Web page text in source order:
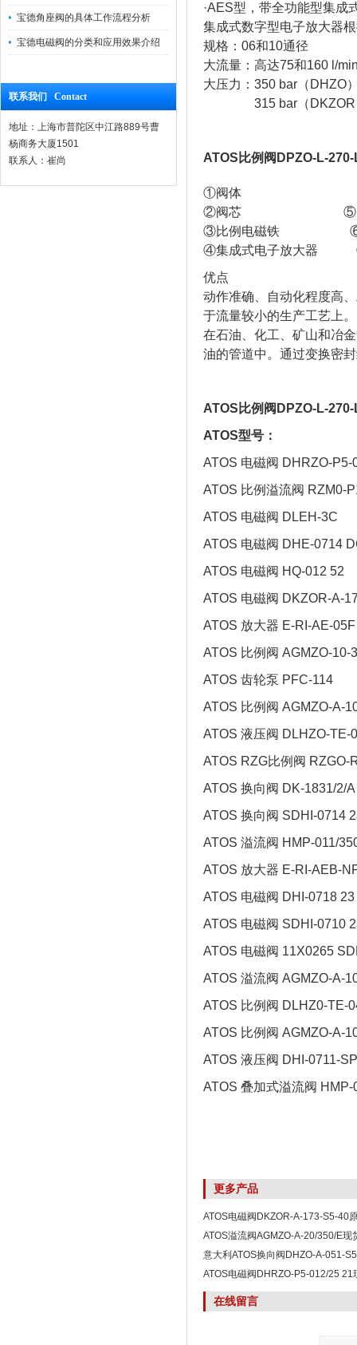
宝德角座阀的具体工作流程分析
宝德电磁阀的分类和应用效果介绍
联系我们 Contact
地址：上海市普陀区中江路889号曹
杨商务大厦1501
联系人：崔尚
·AES型，带全功能型集成
集成式数字型电子放大器
规格：06和10通径
大流量：高达75和160 l/
大压力：350 bar（DHZO
315 bar（DKZOR
ATOS比例阀DPZO-L-
①阀体
②阀芯 ⑤USB
③比例电磁铁 ⑥通
④集成式电子放大器
优点
动作准确、自动化程度高
于流量较小的生产工艺上。
在石油、化工、矿山和冶
油的管道中。通过变换密
ATOS比例阀DPZO-L-
ATOS型号：
ATOS 电磁阀 DHRZO-P5-
ATOS 比例溢流阀 RZM0-
ATOS 电磁阀 DLEH-3C
ATOS 电磁阀 DHE-0714
ATOS 电磁阀 HQ-012 52
ATOS 电磁阀 DKZOR-A-
ATOS 放大器 E-RI-AE-
ATOS 比例阀 AGMZO-10-
ATOS 齿轮泵 PFC-114
ATOS 比例阀 AGMZO-A-
ATOS 液压阀 DLHZO-TE-
ATOS RZG比例阀 RZGO-
ATOS 换向阀 DK-1831/2/A
ATOS 换向阀 SDHI-0714
ATOS 溢流阀 HMP-011/
ATOS 放大器 E-RI-AEB-
ATOS 电磁阀 DHI-0718
ATOS 电磁阀 SDHI-0710
ATOS 电磁阀 11X0265
ATOS 溢流阀 AGMZO-A-
ATOS 比例阀 DLHZ0-TE-
ATOS 比例阀 AGMZO-A-
ATOS 液压阀 DHI-0711-
ATOS 叠加式溢流阀 HMP-
更多产品
ATOS电磁阀DKZOR-A-173-S5-40
ATOS溢流阀AGMZO-A-20/350/E现
意大利ATOS换向阀DHZO-A-051-
ATOS电磁阀DHRZO-P5-012/25 21
在线留言